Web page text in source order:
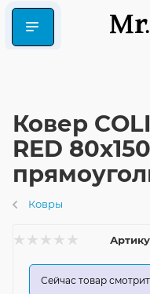
Ковер
RED
Ковры
Сейчас товар смотрит